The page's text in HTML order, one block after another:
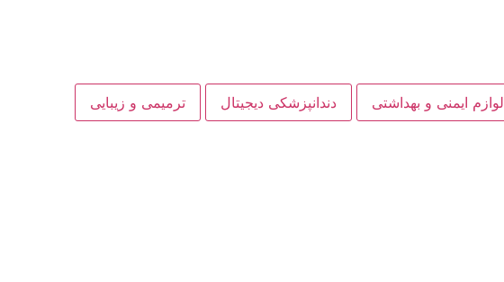
لوازم ایمنی و بهداشتی دندانپزشکی دیجیتال ترمیمی و زیبایی